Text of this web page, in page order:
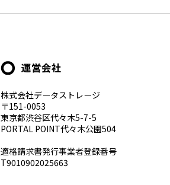
運営会社
株式会社データストレージ
〒151-0053
東京都渋谷区代々木5-7-5
PORTAL POINT代々木公園504
適格請求書発行事業者登録番号
T9010902025663